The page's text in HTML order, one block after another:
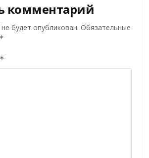
комментарий
будет опубликован. Обязательные
*
*